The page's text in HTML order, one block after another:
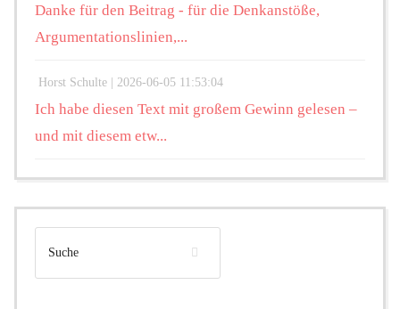
Danke für den Beitrag - für die Denkanstöße,
Argumentationslinien,...
Horst Schulte | 2026-06-05 11:53:04
Ich habe diesen Text mit großem Gewinn gelesen –
und mit diesem etw...